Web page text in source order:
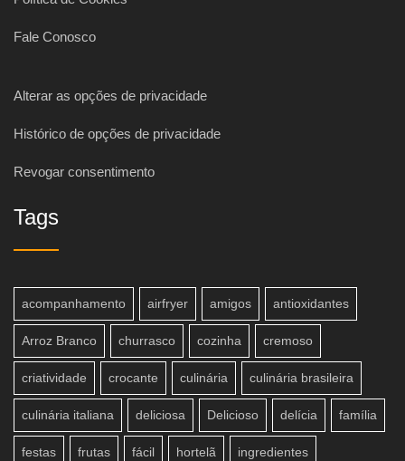
Fale Conosco
Alterar as opções de privacidade
Histórico de opções de privacidade
Revogar consentimento
Tags
acompanhamento airfryer amigos antioxidantes
Arroz Branco churrasco cozinha cremoso
criatividade crocante culinária culinária brasileira
culinária italiana deliciosa Delicioso delícia família
festas frutas fácil hortelã ingredientes